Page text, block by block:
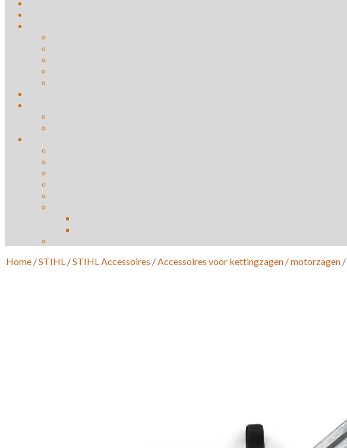
Home /STIHL /STIHL Accessoires / Accessoires voor kettingzagen / motorzagen /